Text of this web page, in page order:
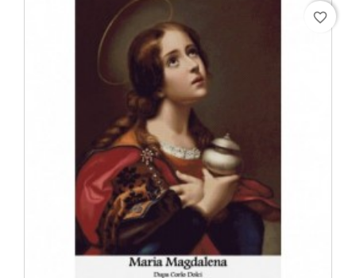
favorite_border